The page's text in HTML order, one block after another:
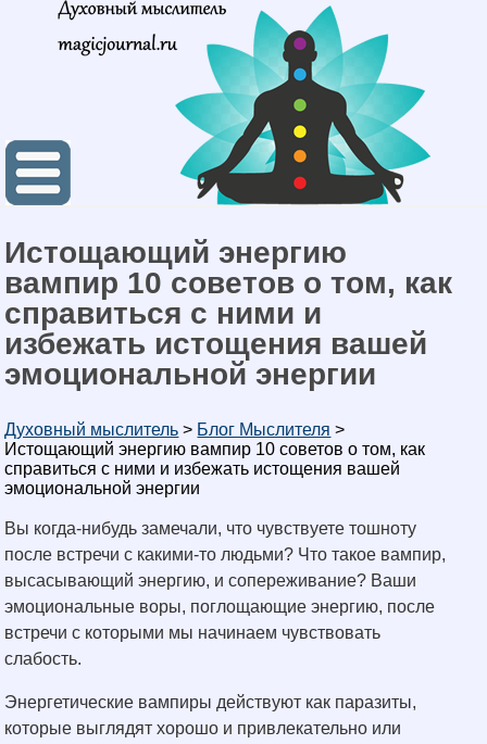
Истощающий энергию
вампир 10 советов о том, как
справиться с ними и
избежать истощения вашей
эмоциональной энергии
Духовный мыслитель > Блог Мыслителя >
Истощающий энергию вампир 10 советов о том, как
справиться с ними и избежать истощения вашей
эмоциональной энергии
Вы когда-нибудь замечали, что чувствуете тошноту
после встречи с какими-то людьми? Что такое вампир,
высасывающий энергию, и сопереживание? Ваши
эмоциональные воры, поглощающие энергию, после
встречи с которыми мы начинаем чувствовать
слабость.
Энергетические вампиры действуют как паразиты,
которые выглядят хорошо и привлекательно или